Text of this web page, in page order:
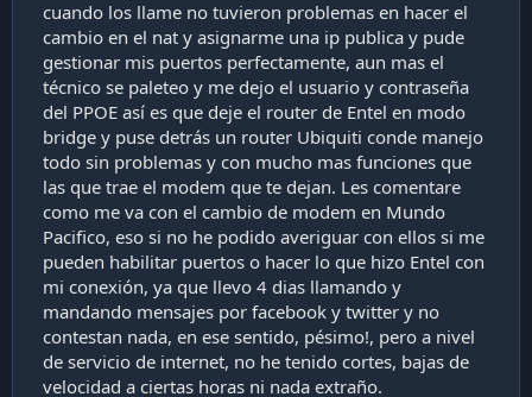
cuando los llame no tuvieron problemas en hacer el
cambio en el nat y asignarme una ip publica y pude
gestionar mis puertos perfectamente, aun mas el
técnico se paleteo y me dejo el usuario y contraseña
del PPOE así es que deje el router de Entel en modo
bridge y puse detrás un router Ubiquiti conde manejo
todo sin problemas y con mucho mas funciones que
las que trae el modem que te dejan. Les comentare
como me va con el cambio de modem en Mundo
Pacifico, eso si no he podido averiguar con ellos si me
pueden habilitar puertos o hacer lo que hizo Entel con
mi conexión, ya que llevo 4 dias llamando y
mandando mensajes por facebook y twitter y no
contestan nada, en ese sentido, pésimo!, pero a nivel
de servicio de internet, no he tenido cortes, bajas de
velocidad a ciertas horas ni nada extraño.